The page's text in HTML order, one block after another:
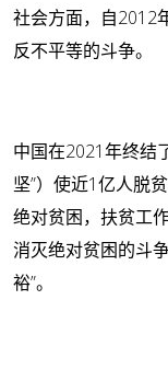
社会方面，自2012
反不平等的斗争。
中国在2021年终结
坚”）使近1亿人脱
绝对贫困，扶贫工
消灭绝对贫困的斗
裕”。